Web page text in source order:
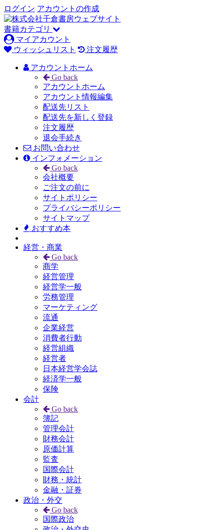
ログイン アカウントの作成
書籍カテゴリ
マイアカウント
ウィッシュリスト
注文履歴
アカウントホーム
Go back
アカウントホーム
アカウント情報編集
配送先リスト
配送先を新しく登録
注文履歴
退会手続き
お問い合わせ
インフォメーション
Go back
会社概要
ご注文の前に
サイトポリシー
プライバシーポリシー
サイトマップ
おすすめ本
経営・商業
Go back
商学
経営管理
経営学一般
労務管理
マーケティング
流通
企業経営
消費者行動
経営組織
経営者
日本経営学会誌
経済学一般
保険
会計
Go back
簿記
管理会計
財務会計
原価計算
監査
国際会計
財務・統計
金融・証券
政治・外交
Go back
国際政治